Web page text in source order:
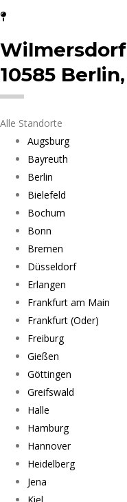
10585
Alle Standorte
Augsburg
Bayreuth
Berlin
Bielefeld
Bochum
Bonn
Bremen
Düsseldorf
Erlangen
Frankfurt am Main
Frankfurt (Oder)
Freiburg
Gießen
Göttingen
Greifswald
Halle
Hamburg
Hannover
Heidelberg
Jena